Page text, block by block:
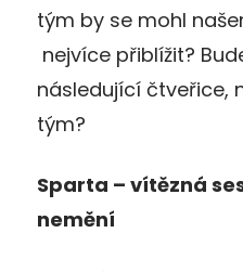
tým by se mohl
nejvíce přiblížit?
následující čtveřice,
tým?
Sparta – vítězná
nemění